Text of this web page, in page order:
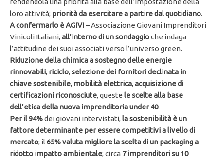
loro attività; priorità da esercitare a partire dal quotidiano.
A confermarlo è AGIVI– Associazione Giovani Imprenditori
Vinicoli Italiani,all’interno di un sondaggioche indaga
l’attitudine dei suoi associati verso l’universo green.
Riduzione della chimica a sostegno delle energie
rinnovabili, riciclo,selezione dei fornitori declinata in
chiave sostenibile, mobilità elettrica,acquisizione di
certificazioni riconosciute, queste le scelte alla base
dell’etica della nuova imprenditoria under 40.
Per il 94%dei giovani intervistati,la sostenibilità è un
fattore determinante per essere competitivi a livello di
mercato; il 65% valuta migliore la scelta di un packaging a
ridotto impatto ambientale; circa 7 imprenditori su 10